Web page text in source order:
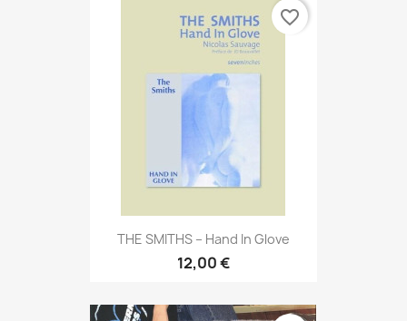
THE SMITHS – Hand In Glove
12,00 €
favorite_border